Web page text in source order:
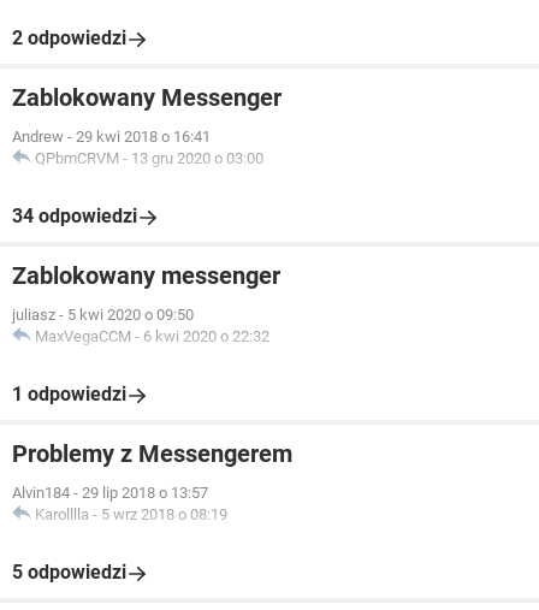
2 odpowiedzi
Zablokowany Messenger
Andrew - 29 kwi 2018 o 16:41
QPbmCRVM - 13 gru 2020 o 03:00
34 odpowiedzi
Zablokowany messenger
juliasz - 5 kwi 2020 o 09:50
MaxVegaCCM - 6 kwi 2020 o 22:32
1 odpowiedzi
Problemy z Messengerem
Alvin184 - 29 lip 2018 o 13:57
Karolllla - 5 wrz 2018 o 08:19
5 odpowiedzi